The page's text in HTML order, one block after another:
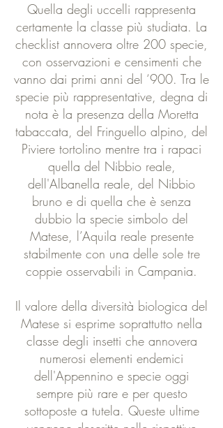
Quella degli uccelli rappresenta
certamente la classe più studiata. La
checklist annovera oltre 200 specie,
con osservazioni e censimenti che
vanno dai primi anni del ‘900. Tra le
specie più rappresentative, degna di
nota è la presenza della Moretta
tabaccata, del Fringuello alpino, del
Piviere tortolino mentre tra i rapaci
quella del Nibbio reale,
dell'Albanella reale, del Nibbio
bruno e di quella che è senza
dubbio la specie simbolo del
Matese, l’Aquila reale presente
stabilmente con una delle sole tre
coppie osservabili in Campania.
Il valore della diversità biologica del
Matese si esprime soprattutto nella
classe degli insetti che annovera
numerosi elementi endemici
dell'Appennino e specie oggi
sempre più rare e per questo
sottoposte a tutela. Queste ultime